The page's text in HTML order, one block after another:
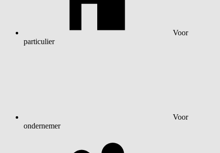
Voor
particulier
Voor
ondernemer